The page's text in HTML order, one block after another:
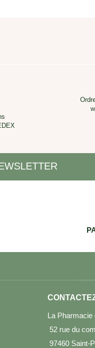
La Pharmacie
52 rue du
97460 Saint-